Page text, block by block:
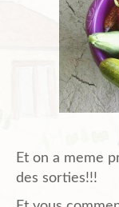
Et on a meme
des sorties!!!